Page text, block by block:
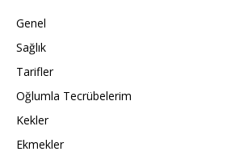
Genel
Sağlık
Tarifler
Oğlumla Tecrübelerim
Kekler
Ekmekler